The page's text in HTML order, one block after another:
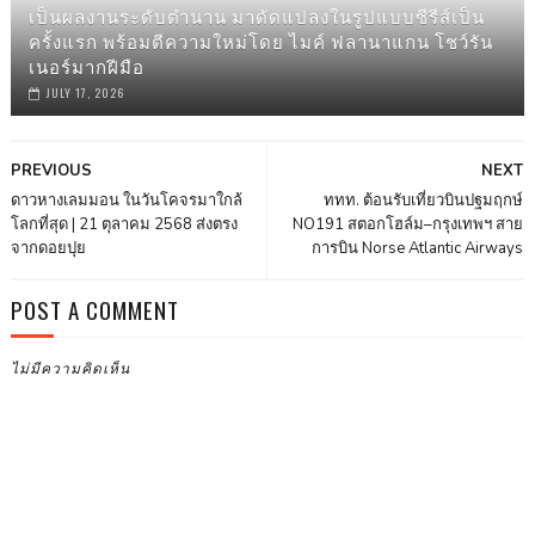
เป็นผลงานระดับตำนาน มาดัดแปลงในรูปแบบซีรีส์เป็น
ครั้งแรก พร้อมตีความใหม่โดย ไมค์ ฟลานาแกน โชว์รัน
เนอร์มากฝีมือ
JULY 17, 2026
NEXT
ททท. ต้อนรับเที่ยวบินปฐมฤกษ์
NO191 สตอกโฮล์ม–กรุงเทพฯ สาย
การบิน Norse Atlantic Airways
PREVIOUS
ดาวหางเลมมอน ในวันโคจรมาใกล้
โลกที่สุด | 21 ตุลาคม 2568 ส่งตรง
จากดอยปุย
POST A COMMENT
ไม่มีความคิดเห็น